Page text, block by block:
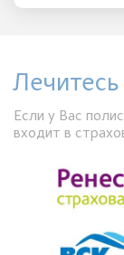
Если у Вас
входит в